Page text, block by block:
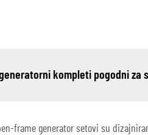
kompleti pogodni za
frame generator setovi su